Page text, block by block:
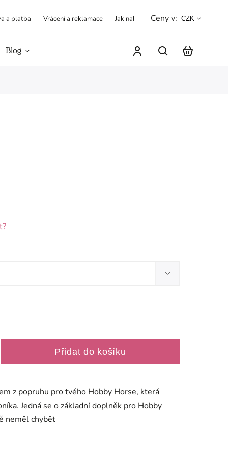
a platba Vrácení a reklamace Jak nakupovat Obchodní
Ceny v: CZK
Blog
Přidat do košíku
z popruhu pro tvého Hobby Horse, která
Jedná se o základní doplněk pro Hobby
neměl chybět